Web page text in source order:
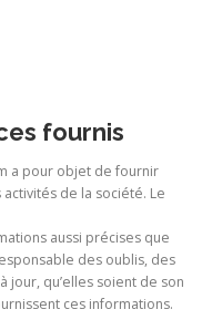
fournis
a pour objet de fournir
de la société. Le
aussi précises que
des oublis, des
jour, qu’elles soient de son
ces informations.